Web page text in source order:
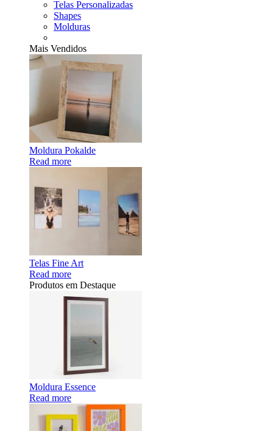
Telas Personalizadas
Shapes
Molduras
Mais Vendidos
Moldura Pokalde
Read more
Telas Fine Art
Read more
Produtos em Destaque
Moldura Essence
Read more